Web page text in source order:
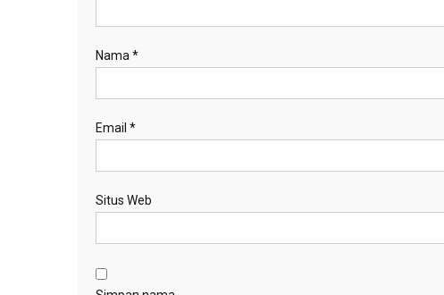
Nama *
Email *
Situs Web